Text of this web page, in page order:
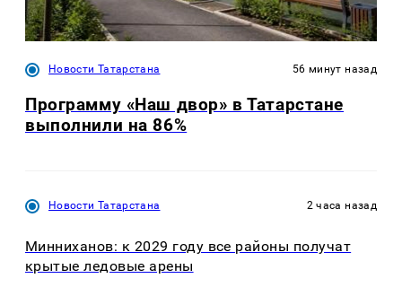
Новости Татарстана 56 минут назад
Программу «Наш двор» в Татарстане
выполнили на 86%
Новости Татарстана 2 часа назад
Минниханов: к 2029 году все районы получат
крытые ледовые арены